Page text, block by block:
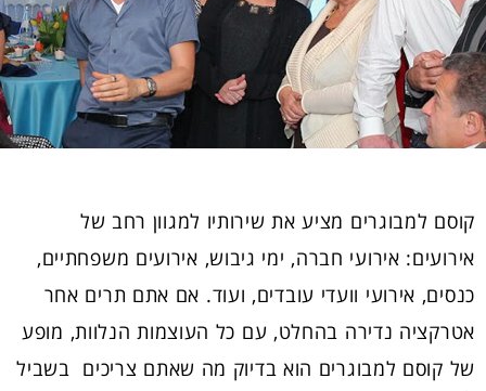
קוסם למבוגרים מציע את שירותיו למגוון רחב של
אירועים: אירועי חברה, ימי גיבוש, אירועים משפחתיים,
כנסים, אירועי וועדי עובדים, ועוד. אם אתם תרים אחר
אטרקציה נדירה בהחלט, עם כל העוצמות הנלוות, מופע
של קוסם למבוגרים הוא בדיוק מה שאתם צריכים בשביל